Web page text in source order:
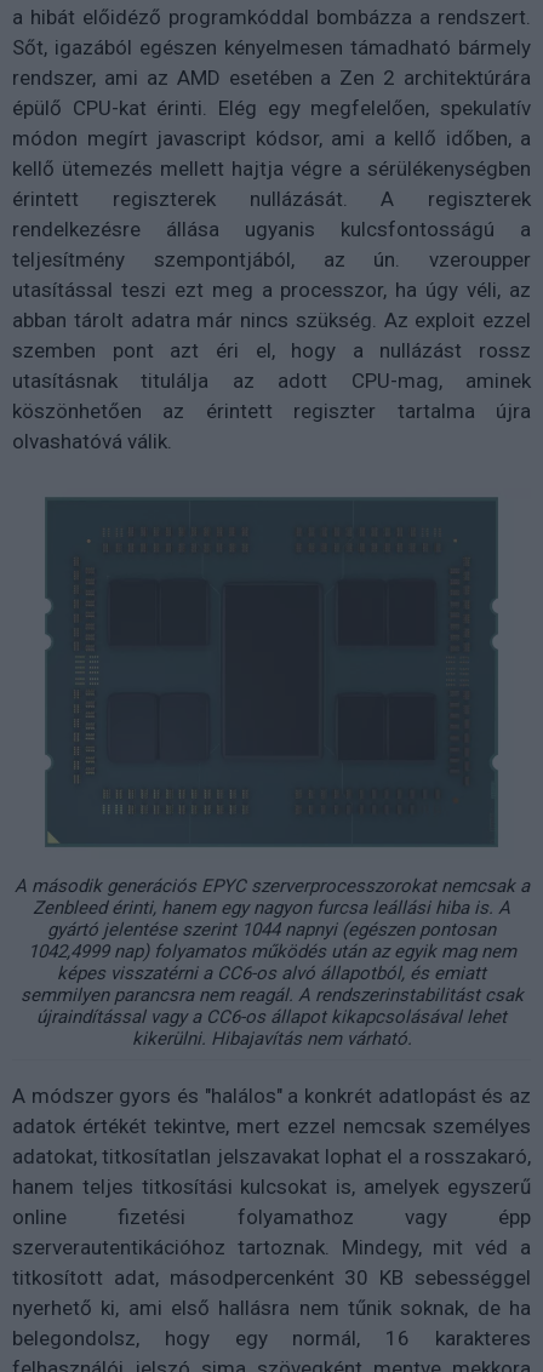
a hibát előidéző programkóddal bombázza a rendszert.
Sőt, igazából egészen kényelmesen támadható bármely
rendszer, ami az AMD esetében a Zen 2 architektúrára
épülő CPU-kat érinti. Elég egy megfelelően, spekulatív
módon megírt javascript kódsor, ami a kellő időben, a
kellő ütemezés mellett hajtja végre a sérülékenységben
érintett regiszterek nullázását. A regiszterek
rendelkezésre állása ugyanis kulcsfontosságú a
teljesítmény szempontjából, az ún. vzeroupper
utasítással teszi ezt meg a processzor, ha úgy véli, az
abban tárolt adatra már nincs szükség. Az exploit ezzel
szemben pont azt éri el, hogy a nullázást rossz
utasításnak titulálja az adott CPU-mag, aminek
köszönhetően az érintett regiszter tartalma újra
olvashatóvá válik.
A második generációs EPYC szerverprocesszorokat nemcsak a
Zenbleed érinti, hanem egy nagyon furcsa leállási hiba is. A
gyártó jelentése szerint 1044 napnyi (egészen pontosan
1042,4999 nap) folyamatos működés után az egyik mag nem
képes visszatérni a CC6-os alvó állapotból, és emiatt
semmilyen parancsra nem reagál. A rendszerinstabilitást csak
újraindítással vagy a CC6-os állapot kikapcsolásával lehet
kikerülni. Hibajavítás nem várható.
A módszer gyors és "halálos" a konkrét adatlopást és az
adatok értékét tekintve, mert ezzel nemcsak személyes
adatokat, titkosítatlan jelszavakat lophat el a rosszakaró,
hanem teljes titkosítási kulcsokat is, amelyek egyszerű
online fizetési folyamathoz vagy épp
szerverautentikációhoz tartoznak. Mindegy, mit véd a
titkosított adat, másodpercenként 30 KB sebességgel
nyerhető ki, ami első hallásra nem tűnik soknak, de ha
belegondolsz, hogy egy normál, 16 karakteres